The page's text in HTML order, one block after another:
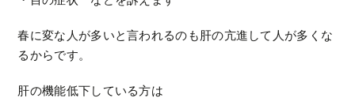
春に変な人が多いと言われるのも肝の亢進して人が多くな
るからです。
肝の機能低下している方は